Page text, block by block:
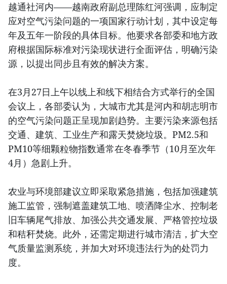
越通社河内——越南政府副总理陈红河强调，应制定
应对空气污染问题的一项国家行动计划，其中设定每
年及五年一阶段的具体目标。他要求各部委和地方政
府根据国际标准对污染现状进行全面评估，明确污染
源，以提出同步且有效的解决方案。
在3月27日上午以线上和线下相结合方式举行的全国
会议上，各部委认为，大城市尤其是河内和胡志明市
的空气污染问题正呈现加剧趋势。主要污染来源包括
交通、建筑、工业生产和露天焚烧垃圾。PM2.5和
PM10等细颗粒物指数通常在冬春季节（10月至次年
4月）急剧上升。
农业与环境部建议立即采取紧急措施，包括加强建筑
施工监管，强制遮盖建筑工地、喷洒降尘水、控制老
旧车辆尾气排放、加强公共交通发展、严格管控垃圾
和秸秆焚烧。此外，还需定期进行城市清洁，扩大空
气质量监测系统，并加大对环境违法行为的处罚力
度。